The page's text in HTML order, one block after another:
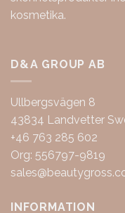
kosmetika.
D&A GROUP AB
Ullbergsvägen 8
43834 Landvetter
+46 763 285 602
Org: 556797-9819
INFORMATION